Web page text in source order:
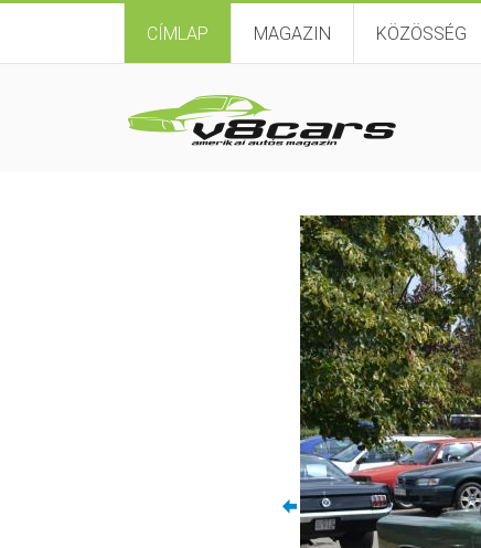
CÍMLAP MAGAZIN KÖZÖSSÉG